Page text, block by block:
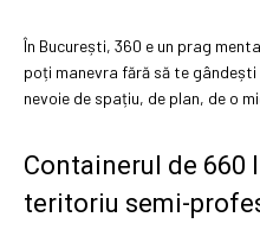
În București, 360 e un prag
poți manevra fără să te
nevoie de spațiu, de plan, de o
Containerul de 660
teritoriu semi-